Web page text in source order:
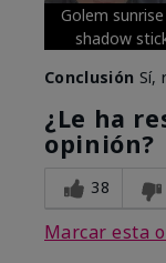
Golem
shadow
Conclusión Sí,
¿Le ha
opinión?
38
Marcar esta